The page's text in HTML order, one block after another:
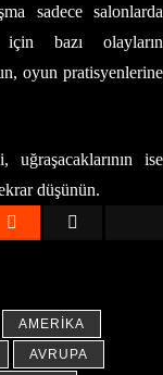
sadece salonlarda
için bazı olayların
oyun pratisyenlerine
ise
düşünün.
AMERIKA
AVRUPA